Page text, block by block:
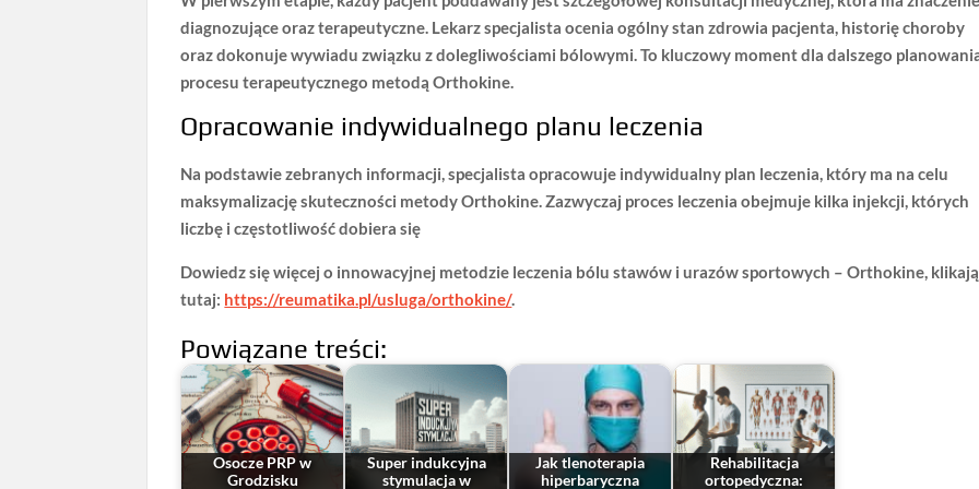
diagnozujące oraz terapeutyczne. Lekarz specjalista ocenia ogólny stan zdrowia pacjenta, historię choroby
oraz dokonujewywiadu związku z dolegliwościami bólowymi. To kluczowy moment dla dalszego
procesu terapeutycznego metodą Orthokine.
Opracowanie indywidualnego planu leczenia
Na podstawie zebranych informacji, specjalista opracowuje indywidualny plan leczenia, który ma na celu
maksymalizację skuteczności metody Orthokine. Zazwyczaj proces leczenia obejmuje kilka injekcji, których
liczbę i częstotliwość dobiera się
Dowiedz się więcej o innowacyjnej metodzie leczenia bólu stawów i urazów sportowych – Orthokine,
tutaj: https://reumatika.pl/usluga/orthokine/.
Powiązane treści:
Osocze PRP w
Grodzisku
Super indukcyjna
stymulacja w
Jak tlenoterapia
hiperbaryczna
Rehabilitacja
ortopedyczna: